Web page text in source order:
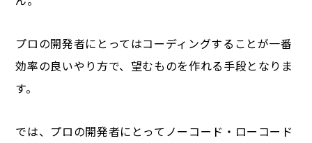
プロの開発者にとってはコーディングすることが一番
効率の良いやり方で、望むものを作れる手段となりま
す。
では、プロの開発者にとってノーコード・ローコード